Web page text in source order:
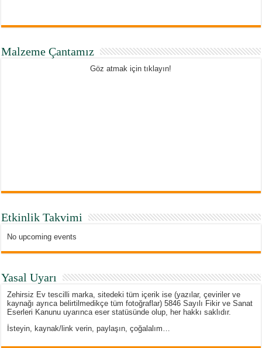
Malzeme Çantamız
Göz atmak için tıklayın!
Etkinlik Takvimi
No upcoming events
Yasal Uyarı
Zehirsiz Ev tescilli marka, sitedeki tüm içerik ise (yazılar, çeviriler ve
kaynağı ayrıca belirtilmedikçe tüm fotoğraflar) 5846 Sayılı Fikir ve Sanat
Eserleri Kanunu uyarınca eser statüsünde olup, her hakkı saklıdır.
İsteyin, kaynak/link verin, paylaşın, çoğalalım…